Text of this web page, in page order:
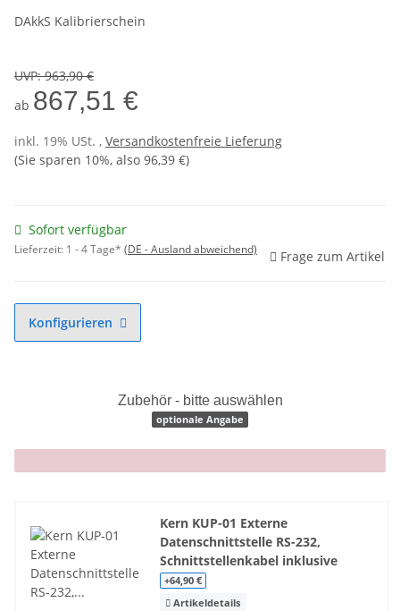
DAkkS Kalibrierschein
UVP:963,90 €
ab 867,51 €
inkl. 19% USt. , Versandkostenfreie Lieferung
(Sie sparen 10%, also 96,39 €)
Sofort verfügbar
Lieferzeit: 1 - 4 Tage* (DE - Ausland abweichend) Frage zum Artikel
Konfigurieren
Zubehör - bitte auswählen
optionale Angabe
x
Kern KUP-01 Externe
Datenschnittstelle RS-232,
Schnittstellenkabel inklusive
+64,90 €
Artikeldetails